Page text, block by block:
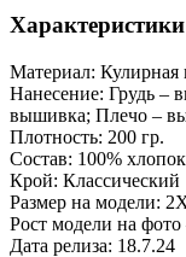
Характеристики
Материал: Кулирная
Нанесение: Грудь –
вышивка; Плечо –
Плотность: 200 гр.
Состав: 100% хлопок
Крой: Классический
Размер на модели:
Рост модели на
Дата релиза: 18.7.24